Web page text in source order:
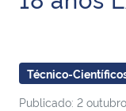
Ministério da Cidadania
Ministério de Minas e
Técnico-
Publicado: 2